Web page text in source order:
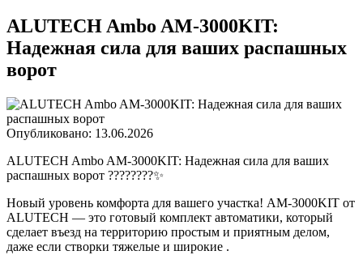
ALUTECH Ambo AM-3000KIT:
Надежная сила для ваших распашных
ворот
Опубликовано: 13.06.2026
ALUTECH Ambo AM-3000KIT: Надежная сила для ваших
распашных ворот ????????✨
Новый уровень комфорта для вашего участка! AM-3000KIT от
ALUTECH — это готовый комплект автоматики, который
сделает въезд на территорию простым и приятным делом,
даже если створки тяжелые и широкие .